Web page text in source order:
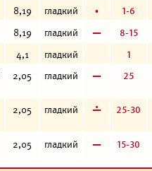
8,19 гладкий б 1-6
8,19 гладкий в 8-15
4,1 гладкий 1
2,05 гладкий в 25
2,05 гладкий г 25-30
2,05 гладкий в 15-30